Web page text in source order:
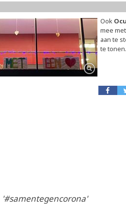
Ook
mee
aan te
te tonen.
'#samentegencorona'